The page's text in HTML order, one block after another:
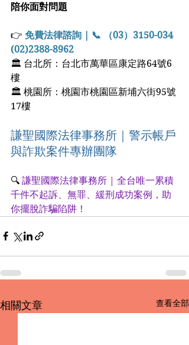
陪你面對問題
👉 免費法律諮詢 | 📞 （03）3150-034
(02)2388-8962
🏛 台北所：台北市萬華區康定路64號6
樓
🏛 桃園所：桃園市桃園區新埔六街95號
17樓
謙聖國際法律事務所｜警示帳戶
與詐欺案件專辦團隊
🔍 謙聖國際法律事務所 | 全台唯一累積
千件不起訴、無罪、緩刑成功案例，助
你擺脫詐騙陷阱！
相關文章 查看全部